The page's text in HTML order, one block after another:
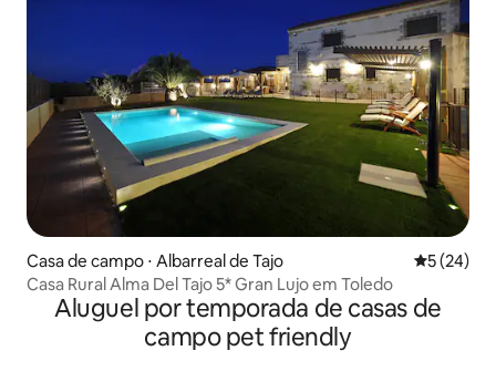
Casa de campo ⋅ Albarreal de Tajo 5 de uma
5 (24)
Casa Rural Alma Del Tajo 5* Gran Lujo em Toledo
Aluguel por temporada de casas de
campo pet friendly